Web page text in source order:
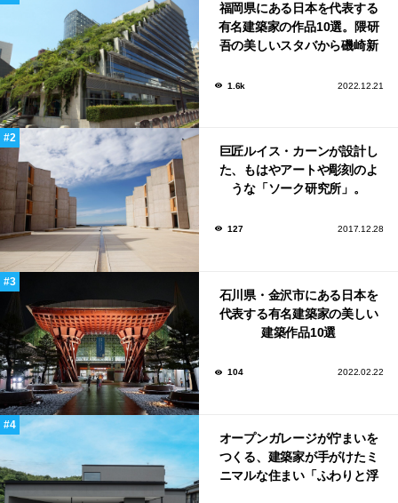
福岡県にある日本を代表する
有名建築家の作品10選。隈研
吾の美しいスタバから磯崎新
1.6k 2022.12.21
巨匠ルイス・カーンが設計し
た、もはやアートや彫刻のよ
うな「ソーク研究所」。
127 2017.12.28
石川県・金沢市にある日本を
代表する有名建築家の美しい
建築作品10選
104 2022.02.22
オープンガレージが佇まいを
つくる、建築家が手がけたミ
ニマルな住まい「ふわりと浮